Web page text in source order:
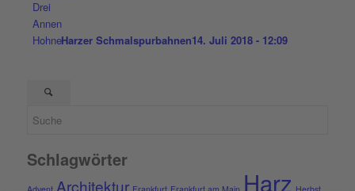
Harzer Schmalspurbahnen14. Juli 2018 - 12:09
Schlagwörter
Architektur Harz